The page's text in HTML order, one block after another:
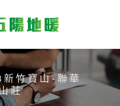
竹寶山-聯華
莊